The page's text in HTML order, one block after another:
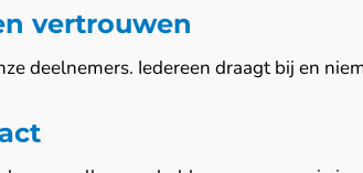
vertrouwen
deelnemers. Iedereen draagt bij en